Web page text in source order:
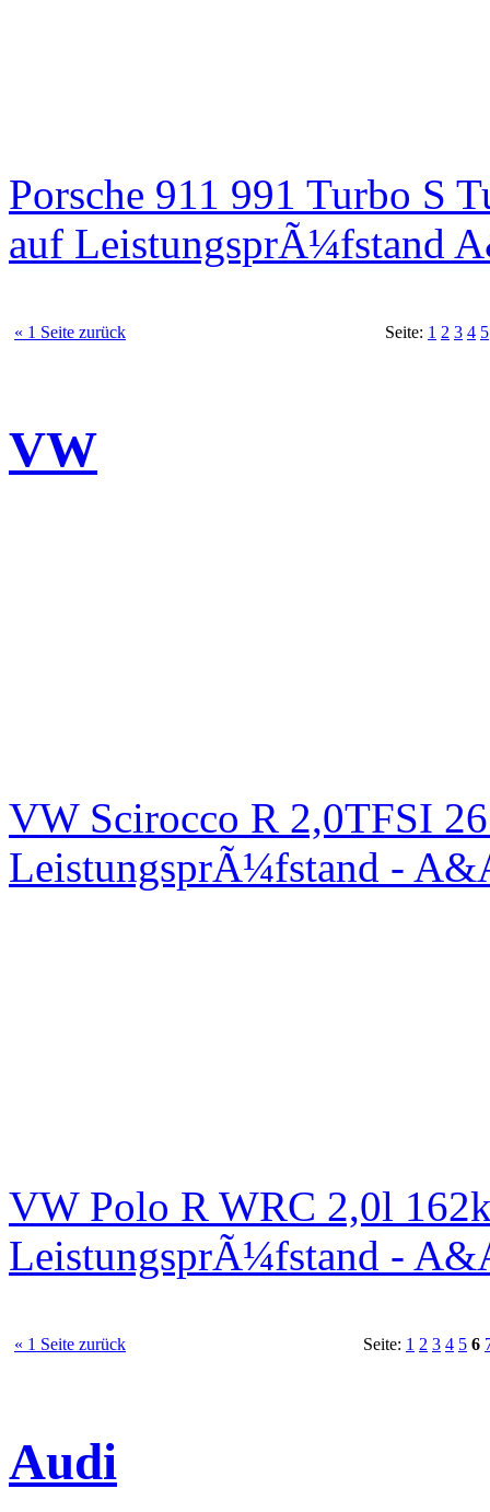
Porsche 911 991 Turbo S
auf LeistungsprÃ¼fstand
« 1 Seite zurück Seite: 1 2 3 4 5
VW
VW Scirocco R 2,0TFSI
LeistungsprÃ¼fstand -
VW Polo R WRC 2,0l
LeistungsprÃ¼fstand -
« 1 Seite zurück Seite: 1 2 3 4 5 6
Audi